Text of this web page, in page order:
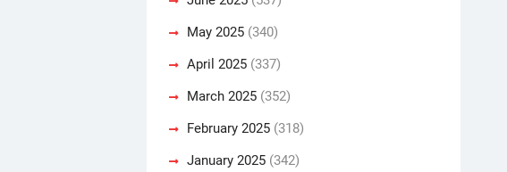
May 2025 (340)
April 2025 (337)
March 2025 (352)
February 2025 (318)
January 2025 (342)